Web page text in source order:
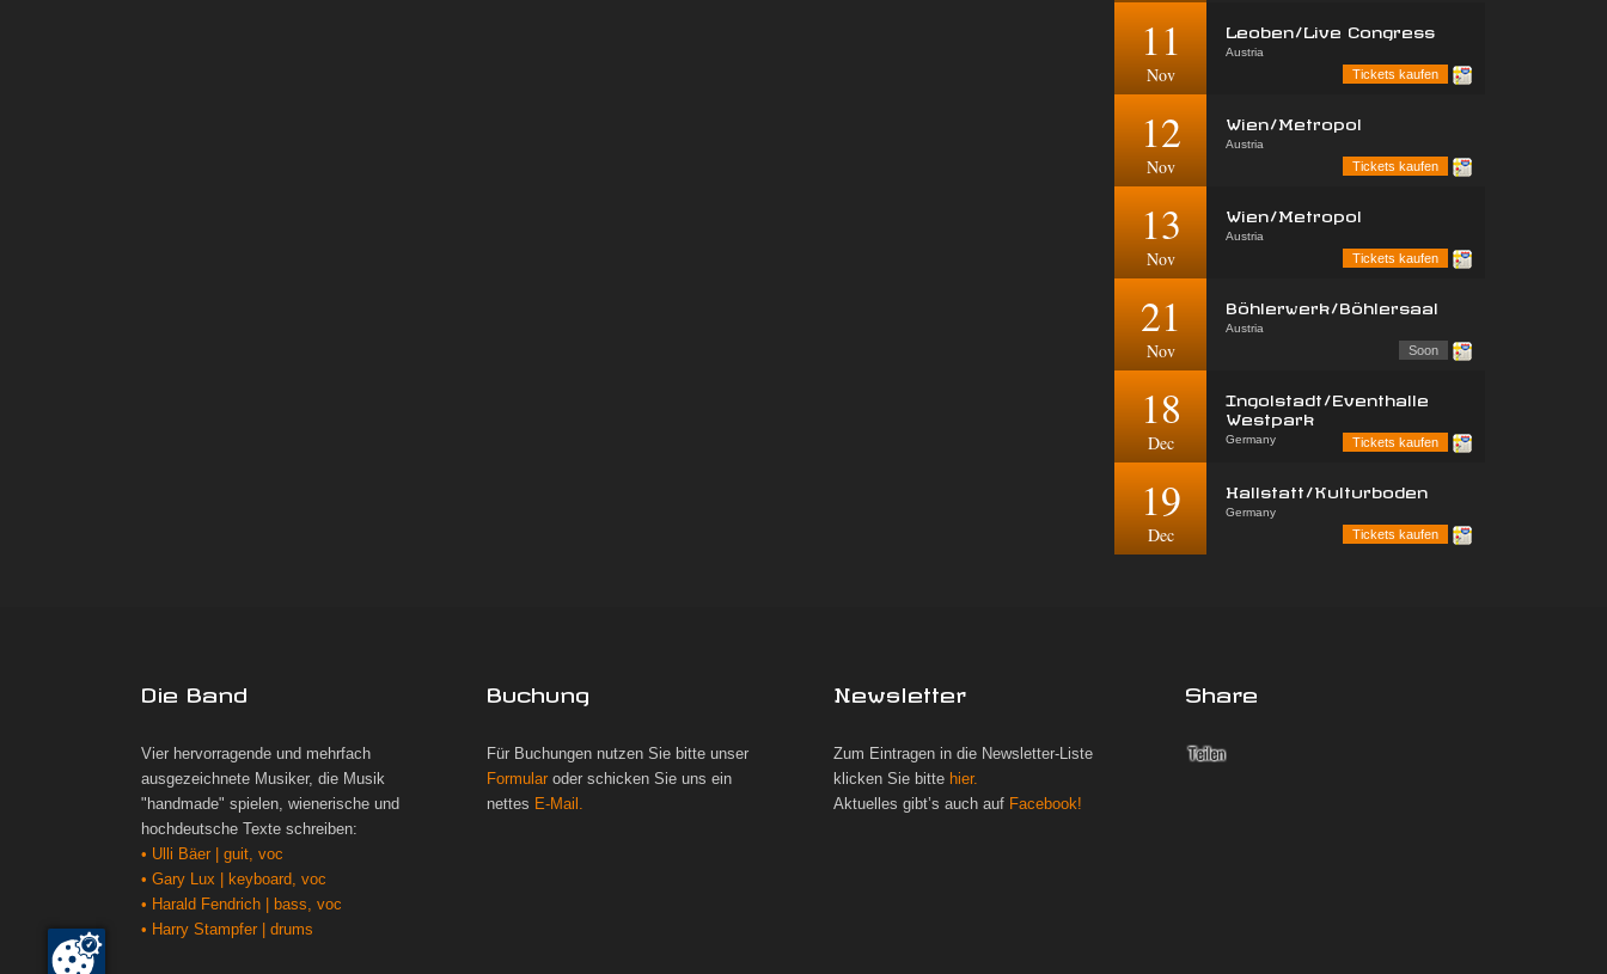
11
Nov
Leoben/Live Congress
Austria
Tickets kaufen
12
Nov
Wien/Metropol
Austria
Tickets kaufen
13
Nov
Wien/Metropol
Austria
Tickets kaufen
21
Nov
Böhlerwerk/Böhlersaal
Austria
Soon
18
Dec
Ingolstadt/Eventhalle
Westpark
Germany
Tickets kaufen
19
Dec
Hallstatt/Kulturboden
Germany
Tickets kaufen
Die Band
Vier hervorragende und mehrfach
ausgezeichnete Musiker, die Musik
"handmade" spielen, wienerische und
hochdeutsche Texte schreiben:
• Ulli Bäer | guit, voc
• Gary Lux | keyboard, voc
• Harald Fendrich | bass, voc
• Harry Stampfer | drums
Buchung
Für Buchungen nutzen Sie bitte unser
Formular oder schicken Sie uns ein
nettes E-Mail.
Newsletter
Zum Eintragen in die Newsletter-Liste
klicken Sie bitte hier.
Aktuelles gibt’s auch auf Facebook!
Share